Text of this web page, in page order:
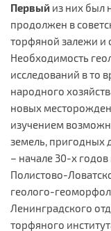
Первый из них был
продолжен в
торфяной залежи и
Необходимость
исследований в то
народного
новых
изучением
земель, пригодных
– начале 30-х
Полистово-
геолого-
Ленинградского
торфяного